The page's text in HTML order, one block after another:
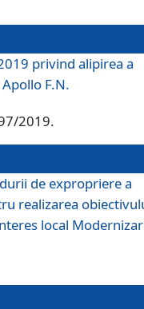
privind alipirea a
F.N.
2019.
de expropriere a
realizarea
local